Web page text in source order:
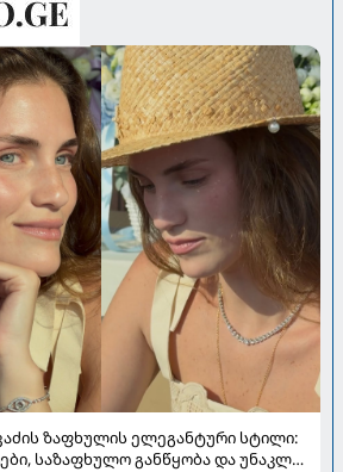
ზაფხულის ელეგანტური სტილი:
საზაფხულო განწყობა და უნაკლო